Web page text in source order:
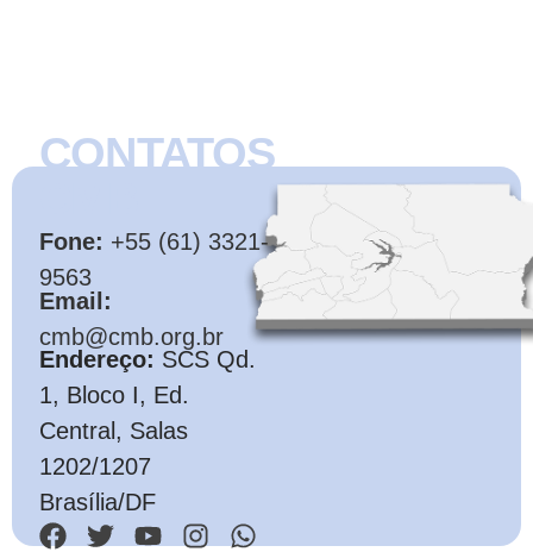
CONTATOS
Fone: +55 (61) 3321-
9563
Email:
cmb@cmb.org.br
Endereço: SCS Qd.
1, Bloco I, Ed.
Central, Salas
1202/1207
Brasília/DF